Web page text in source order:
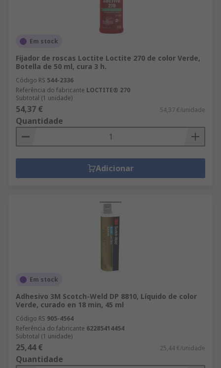
Em stock
Fijador de roscas Loctite Loctite 270 de color Verde,
Botella de 50 ml, cura 3 h.
Código RS 544-2336
Referência do fabricante LOCTITE® 270
Subtotal (1 unidade)
54,37 € 54,37 €/unidade
Quantidade
Adicionar
Em stock
Adhesivo 3M Scotch-Weld DP 8810, Líquido de color
Verde, curado en 18 min, 45 ml
Código RS 905-4564
Referência do fabricante 62285414454
Subtotal (1 unidade)
25,44 € 25,44 €/unidade
Quantidade